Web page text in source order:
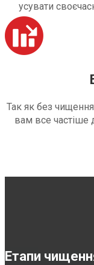
усувати
Так як без
вам все частіше
Етапи